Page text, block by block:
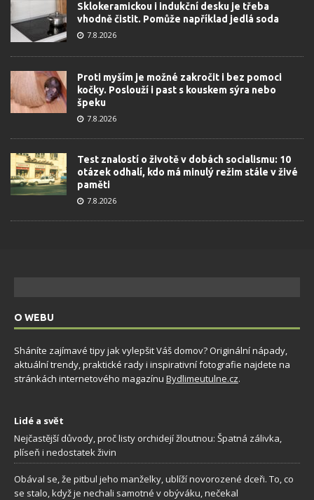
Sklokeramickou i indukční desku je třeba
vhodně čistit. Pomůže například jedlá soda
7.8.2026
Proti myším je možné zakročit i bez pomoci
kočky. Poslouží i past s kouskem sýra nebo
špeku
7.8.2026
Test znalostí o životě v dobách socialismu: 10
otázek odhalí, kdo má minulý režim stále v živé
paměti
7.8.2026
O WEBU
Sháníte zajímavé tipy jak vylepšit Váš domov? Originální nápady,
aktuální trendy, praktické rady i inspirativní fotografie najdete na
stránkách internetového magazínu Bydlimeutulne.cz.
Lidé a svět
Nejčastější důvody, proč listy orchidejí žloutnou: Špatná zálivka,
plíseň i nedostatek živin
Obával se, že pitbul jeho manželky, ublíží novorozené dceři. To, co
se stalo, když je nechali samotné v obýváku, nečekal